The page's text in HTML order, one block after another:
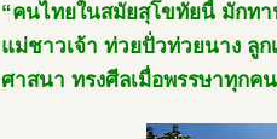
“คนไทยในสมัยสุโขทัยนี้ มักท
แม่ชาวเจ้า ท่วยปั่วท่วยนาง ลู
ศาสนา ทรงศีลเมื่อพรรษาทุกค